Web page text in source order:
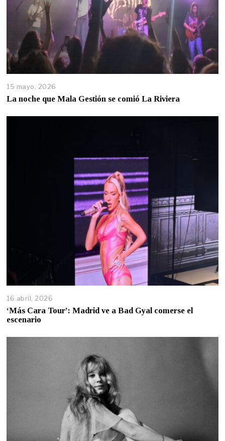
15 mayo, 2026
La noche que Mala Gestión se comió La Riviera
16 abril, 2026
‘Más Cara Tour’: Madrid ve a Bad Gyal comerse el
escenario